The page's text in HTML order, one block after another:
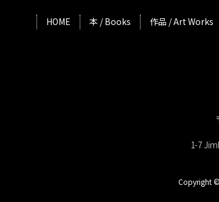
HOME 本 / Books 作品 / Art Works
1-7
Copyright ©